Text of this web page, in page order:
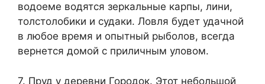
водоеме водятся зеркальные карпы, лини,
толстолобики и судаки. Ловля будет удачной
в любое время и опытный рыболов, всегда
вернется домой с приличным уловом.
7. Пруд у деревни Городок. Этот небольшой